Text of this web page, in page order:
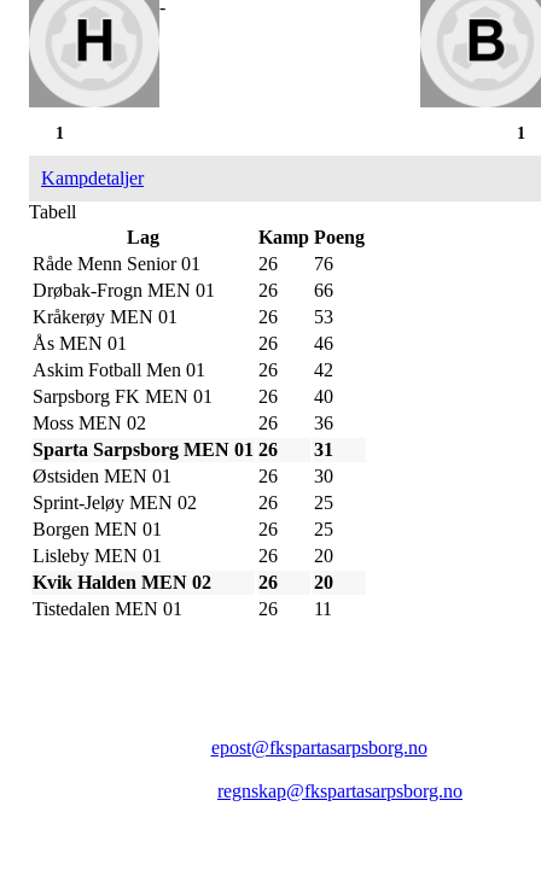
-
1
1
Kampdetaljer
Tabell
Lag
Kamp Poeng
Råde Menn Senior 01
26
76
Drøbak-Frogn MEN 01
26
66
Kråkerøy MEN 01
26
53
Ås MEN 01
26
46
Askim Fotball Men 01
26
42
Sarpsborg FK MEN 01
26
40
Moss MEN 02
26
36
Sparta Sarpsborg MEN 01 26
31
Østsiden MEN 01
26
30
Sprint-Jeløy MEN 02
26
25
Borgen MEN 01
26
25
Lisleby MEN 01
26
20
Kvik Halden MEN 02
26
20
Tistedalen MEN 01
26 11
epost@fkspartasarpsborg.no
regnskap@fkspartasarpsborg.no